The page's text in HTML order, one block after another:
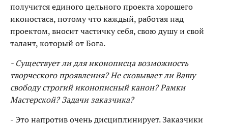
получится единого цельного проекта хорошего
иконостаса, потому что каждый, работая над
проектом, вносит частичку себя, свою душу и свой
талант, который от Бога.
- Существует ли для иконописца возможность
творческого проявления? Не сковывает ли Вашу
свободу строгий иконописный канон? Рамки
Мастерской? Задачи заказчика?
- Это напротив очень дисциплинирует. Заказчики